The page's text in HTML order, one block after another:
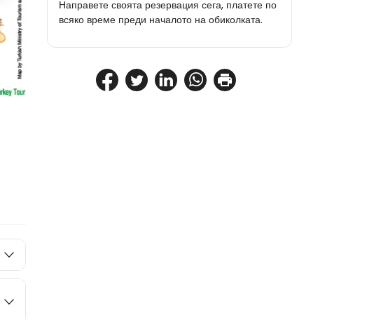
Направете своята резервация сега, платете по
всяко време преди началото на обиколката.